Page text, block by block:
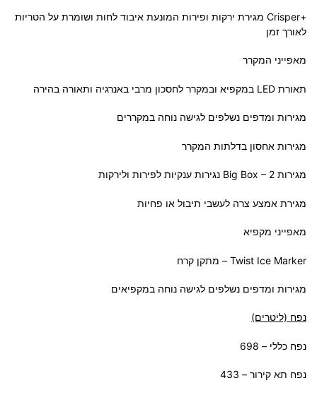
+Crisper מגירת ירקות ופירות המונעת איבוד לחות ושומרת על הטריות
לאורך זמן
מאפייני המקרר
תאורת LED במקפיא ובמקרר לחסכון מרבי באנרגיה ותאורה בהירה
מגירות ומדפים נשלפים לגישה נוחה במקררים
מגירות אחסון בדלתות המקרר
מגירות Big Box – 2 נגירות ענקיות לפירות ולירקות
מגירת אמצע צרה לעשבי תיבול או פחיות
מאפייני מקפיא
Twist Ice Marker – מתקן קרח
מגירות ומדפים נשלפים לגישה נוחה במקפיאים
נפח (ליטרים)
נפח כללי – 698
נפח תא קירור – 433